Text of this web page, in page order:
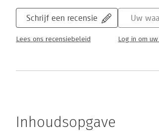
Schrijf een recensie
Lees ons recensiebeleid
Uw
Log in om
Inhoudsopgave